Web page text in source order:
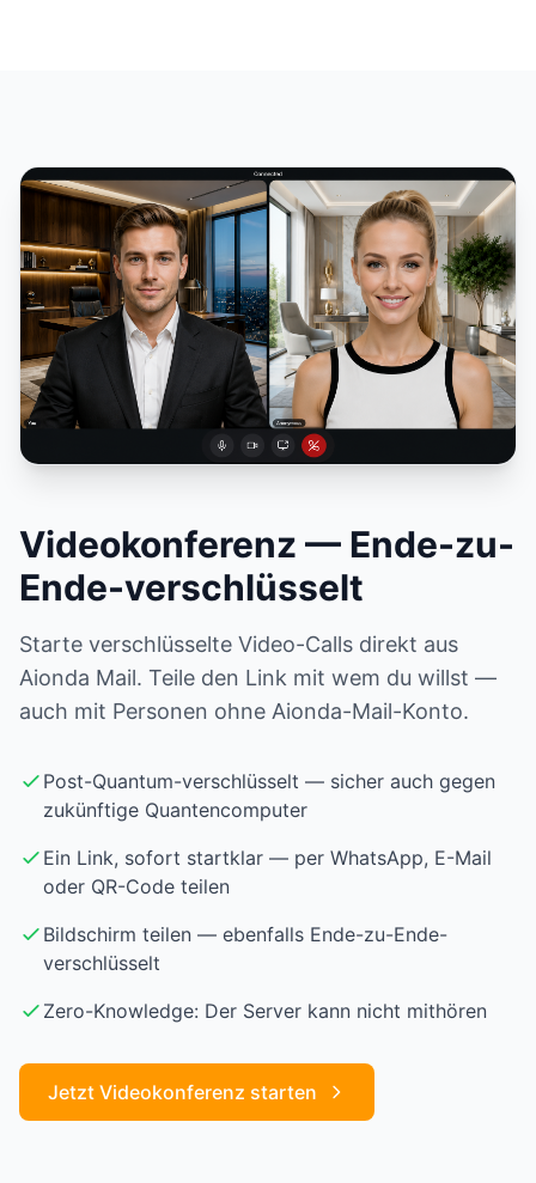
Videokonferenz — Ende-zu-
Ende-verschlüsselt
Starte verschlüsselte Video-Calls direkt aus
Aionda Mail. Teile den Link mit wem du willst —
auch mit Personen ohne Aionda-Mail-Konto.
Post-Quantum-verschlüsselt — sicher auch gegen
zukünftige Quantencomputer
Ein Link, sofort startklar — per WhatsApp, E-Mail
oder QR-Code teilen
Bildschirm teilen — ebenfalls Ende-zu-Ende-
verschlüsselt
Zero-Knowledge: Der Server kann nicht mithören
Jetzt Videokonferenz starten